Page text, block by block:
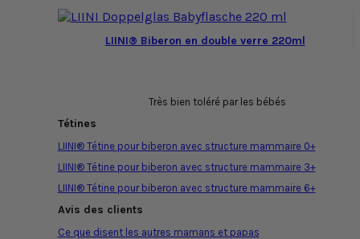
LIINI® Biberon en double verre 220ml
Très bien toléré par les bébés
Tétines
LIINI® Tétine pour biberon avec structure mammaire 0+
LIINI® Tétine pour biberon avec structure mammaire 3+
LIINI® Tétine pour biberon avec structure mammaire 6+
Avis des clients
Ce que disent les autres mamans et papas